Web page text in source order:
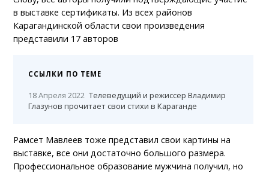
в выставке сертификаты. Из всех районов
Карагандинской области свои произведения
представили 17 авторов
ССЫЛКИ ПО ТЕМЕ
18 Апреля 2022 Телеведущий и режиссер Владимир
Глазунов прочитает свои стихи в Караганде
Рамсет Мавлеев тоже представил свои картины на
выставке, все они достаточно большого размера.
Профессиональное образование мужчина получил, но